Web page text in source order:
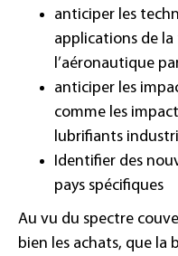
anticiper les
applications de
l’aéronautique
anticiper les
comme les
lubrifiants
Identifier des
pays spécifiques
Au vu du spectre
bien les achats, que la